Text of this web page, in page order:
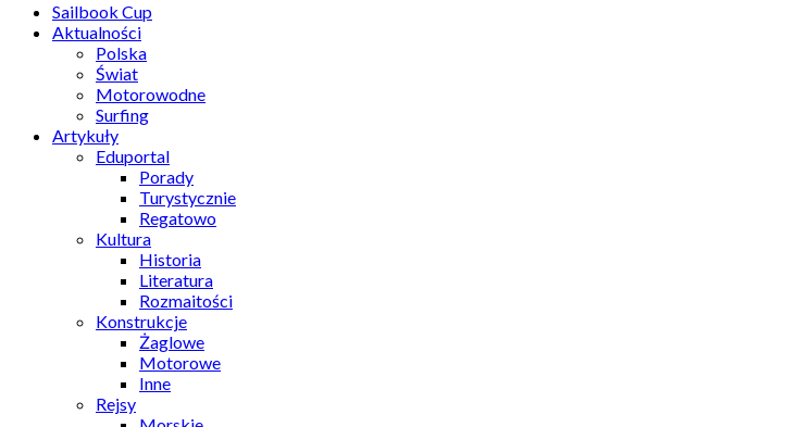
Sailbook Cup
Aktualności
Polska
Świat
Motorowodne
Surfing
Artykuły
Eduportal
Porady
Turystycznie
Regatowo
Kultura
Historia
Literatura
Rozmaitości
Konstrukcje
Żaglowe
Motorowe
Inne
Rejsy